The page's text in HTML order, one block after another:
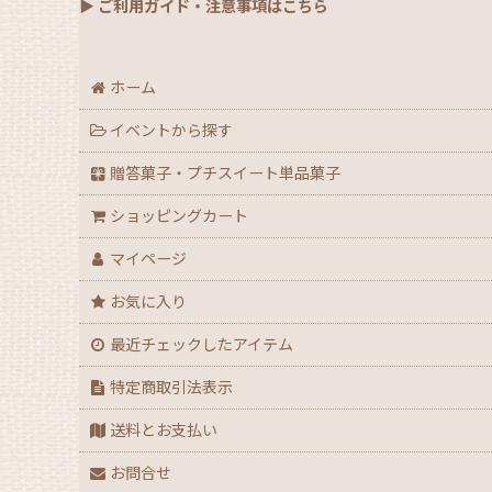
【秋】秋のおすすめパッケージ
【ハロウィン】★全力応援★グッズ★
【アウトレット】ハロウィン
【２０２６年】クリスマスデコ箱・ノエル箱・ト
【クリスマス】ミニデコ箱トレー付き＜3号 4号
【クリスマス】ノエル箱
【クリスマス】シュトーレン（箱・袋）
【クリスマス】★全力応援！X’masグッズ
▶ ご利用ガイド・注意事項はこちら
ホーム
イベントから探す
贈答菓子・プチスイート単品菓子
ショッピングカート
マイページ
お気に入り
最近チェックしたアイテム
特定商取引法表示
送料とお支払い
お問合せ